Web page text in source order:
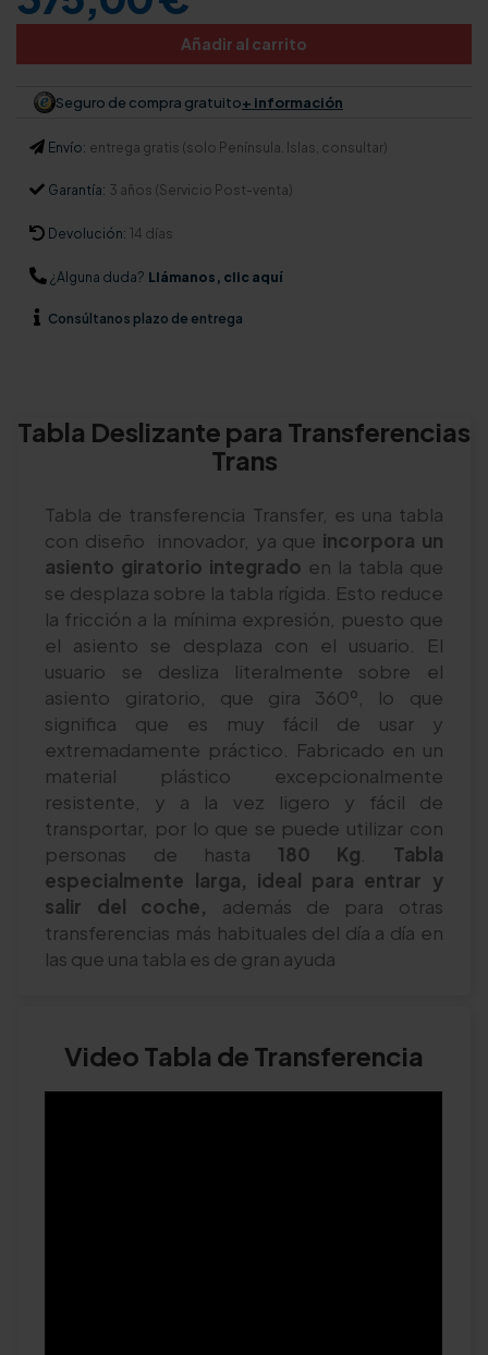
Añadir al carrito
Seguro de compra gratuito+ información
Envío: entrega gratis (solo Península. Islas, consultar)
Garantía: 3 años (Servicio Post-venta)
Devolución: 14 días
¿Alguna duda? Llámanos, clic aquí
Consúltanos plazo de entrega
Tabla Deslizante para Transferencias
Trans
Tabla de transferencia Transfer, es una tabla
con diseño innovador, ya que incorpora un
asiento giratorio integrado en la tabla que
se desplaza sobre la tabla rígida. Esto reduce
la fricción a la mínima expresión, puesto que
el asiento se desplaza con el usuario. El
usuario se desliza literalmente sobre el
asiento giratorio, que gira 360º, lo que
significa que es muy fácil de usar y
extremadamente práctico. Fabricado en un
material plástico excepcionalmente
resistente, y a la vez ligero y fácil de
transportar, por lo que se puede utilizar con
personas de hasta 180 Kg
Tabla
especialmente larga, ideal para entrar y
salir del coche, además de para otras
transferencias más habituales del día a día en
las que una tabla es de gran ayuda
Video Tabla de Transferencia